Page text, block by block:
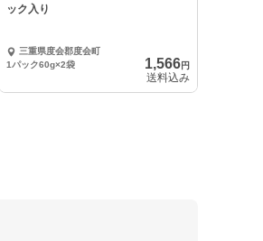
ック入り
三重県度会郡度会町
1パック60g×2袋
1,566円
送料込み